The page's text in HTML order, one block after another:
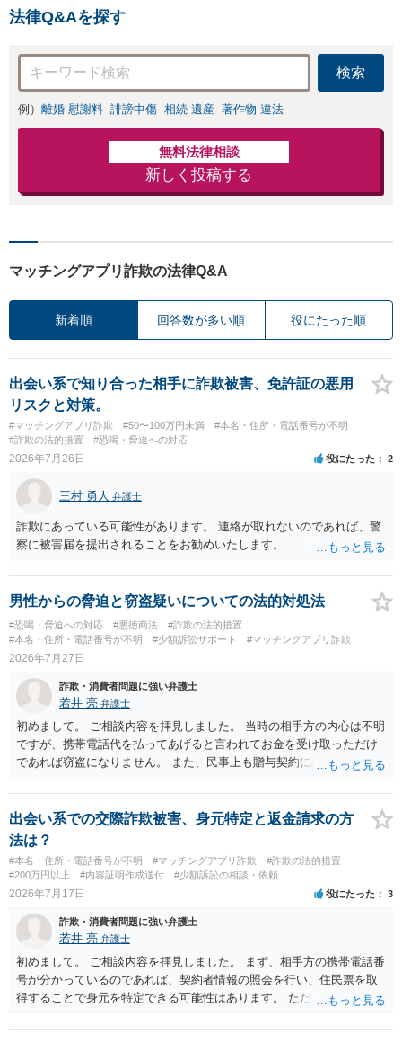
法律Q&Aを探す
検索
例） 離婚 慰謝料 誹謗中傷 相続 遺産 著作物 違法
無料法律相談
新しく投稿する
マッチングアプリ詐欺の法律Q&A
新着順 回答数が多い順 役にたった順
出会い系で知り合った相手に詐欺被害、免許証の悪用
リスクと対策。
#マッチングアプリ詐欺 #50〜100万円未満
#本名・住所・電話番号が不明
#詐欺の法的措置
#恐喝・脅迫への対応
2026年7月26日 役にたった 2
三村 勇人 弁護士
詐欺にあっている可能性があります。 連絡が取れないのであれば、警
察に被害届を提出されることをお勧めいたします。
男性からの脅迫と窃盗疑いについての法的対処法
#恐喝・脅迫への対応 #悪徳商法
#詐欺の法的措置
#本名・住所・電話番号が不明
#少額訴訟サポート #マッチングアプリ詐欺
2026年7月27日
詐欺・消費者問題に強い弁護士
若井 亮 弁護士
初めまして。 ご相談内容を拝見しました。 当時の相手方の内心は不明
ですが、携帯電話代を払ってあげると言われてお金を受け取っただけ
であれば窃盗になりません。 また、民事上も贈与契約に該当すると思
ず、可能であればブロックをするようにしてください。 ご不安であれ
ば、最寄りの警察署に相談をしても良いかもしれません。 以上、ご参
考になれば幸いです。
出会い系での交際詐欺被害、身元特定と返金請求の方
法は？
#本名・住所・電話番号が不明 #マッチングアプリ詐欺
#詐欺の法的措置
#200万円以上
#内容証明作成送付 #少額訴訟の相談・依頼
2026年7月17日 役にたった 3
詐欺・消費者問題に強い弁護士
若井 亮 弁護士
初めまして。 ご相談内容を拝見しました。 まず、相手方の携帯電話番
号が分かっているのであれば、契約者情報の照会を行い、住民票を取
得することで身元を特定できる可能性はあります。 ただ、他人名義の
ろです。 LINEについても、詐欺の事案であれば照会できる可能性はあ